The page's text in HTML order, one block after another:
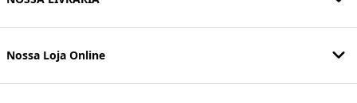
Nossa Loja Online